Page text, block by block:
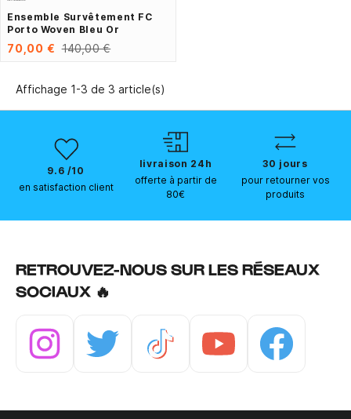
Ensemble Survêtement FC
Porto Woven Bleu Or
70,00 € 140,00 €
Affichage 1-3 de 3 article(s)
9.6 /10
en satisfaction client
livraison 24h
offerte à partir de
80€
30 jours
pour retourner vos
produits
RETROUVEZ-NOUS SUR LES RÉSEAUX
SOCIAUX 🔥